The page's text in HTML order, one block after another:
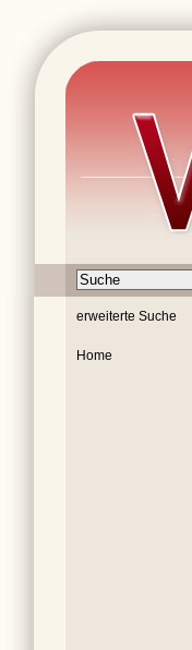
erweiterte Suche
Home